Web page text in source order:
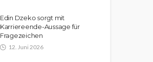
Edin Dzeko sorgt mit
Karriereende-Aussage für
Fragezeichen
12. Juni 2026